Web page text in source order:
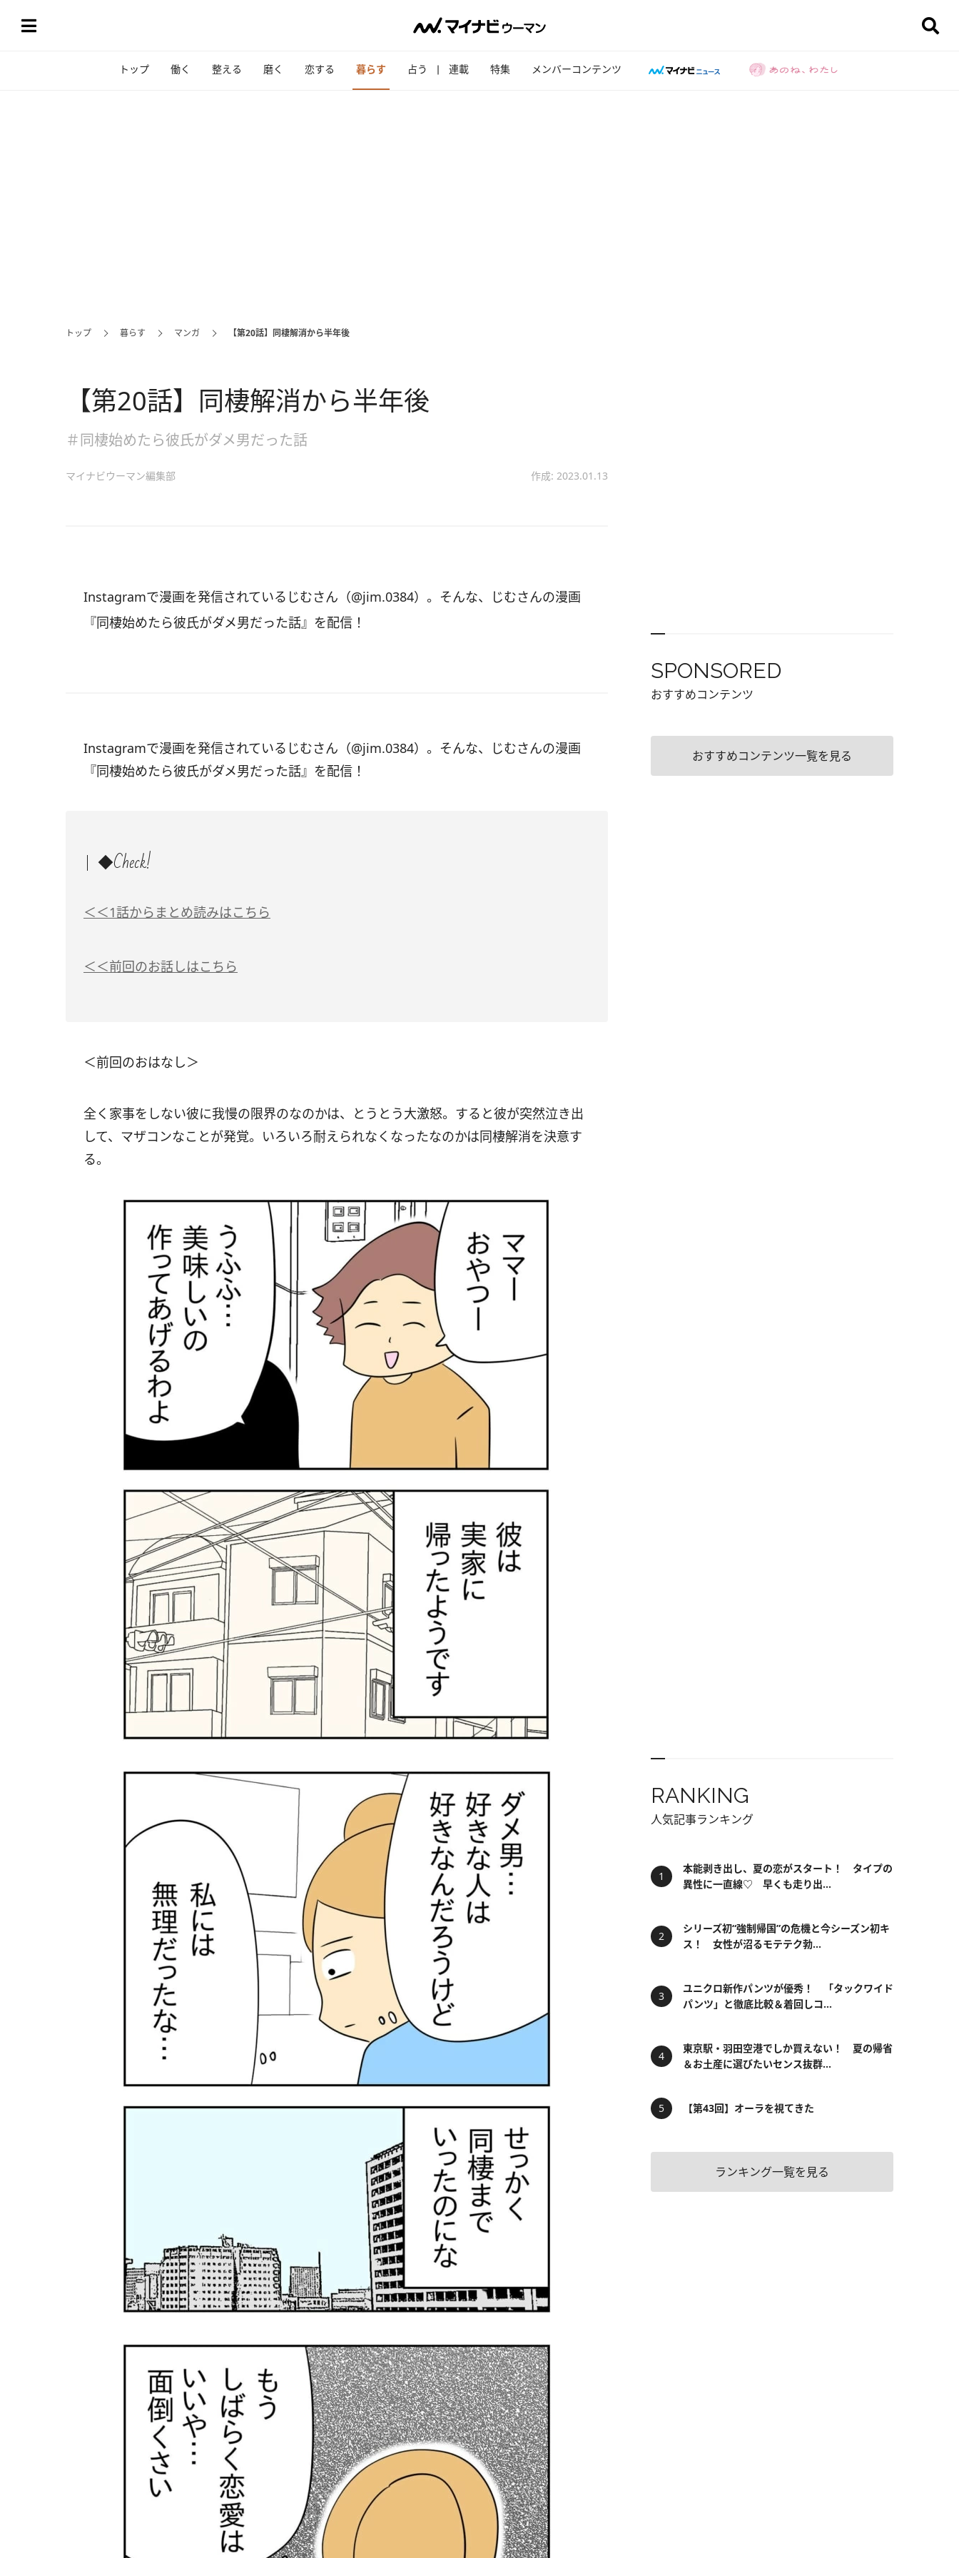
トップ 働く 整える 磨く 恋する 暮らす 占う 連載 特集 メンバーコンテンツ
トップ 暮らす マンガ 【第20話】同棲解消から半年後
【第20話】同棲解消から半年後
＃同棲始めたら彼氏がダメ男だった話
マイナビウーマン編集部 作成: 2023.01.13
Instagramで漫画を発信されているじむさん（@jim.0384）。そんな、じむさんの漫画
『同棲始めたら彼氏がダメ男だった話』を配信！
Instagramで漫画を発信されているじむさん（@jim.0384）。そんな、じむさんの漫画
『同棲始めたら彼氏がダメ男だった話』を配信！
◆Check!
＜＜1話からまとめ読みはこちら
＜＜前回のお話しはこちら
＜前回のおはなし＞
全く家事をしない彼に我慢の限界のなのかは、とうとう大激怒。すると彼が突然泣き出
して、マザコンなことが発覚。いろいろ耐えられなくなったなのかは同棲解消を決意す
る。
SPONSORED
おすすめコンテンツ
おすすめコンテンツ一覧を見る
RANKING
人気記事ランキング
本能剥き出し、夏の恋がスタート！ タイプの
異性に一直線♡ 早くも走り出...
シリーズ初“強制帰国”の危機と今シーズン初キ
ス！ 女性が沼るモテテク勃...
ユニクロ新作パンツが優秀！ 「タックワイド
パンツ」と徹底比較＆着回しコ...
東京駅・羽田空港でしか買えない！ 夏の帰省
＆お土産に選びたいセンス抜群...
【第43回】オーラを視てきた
ランキング一覧を見る